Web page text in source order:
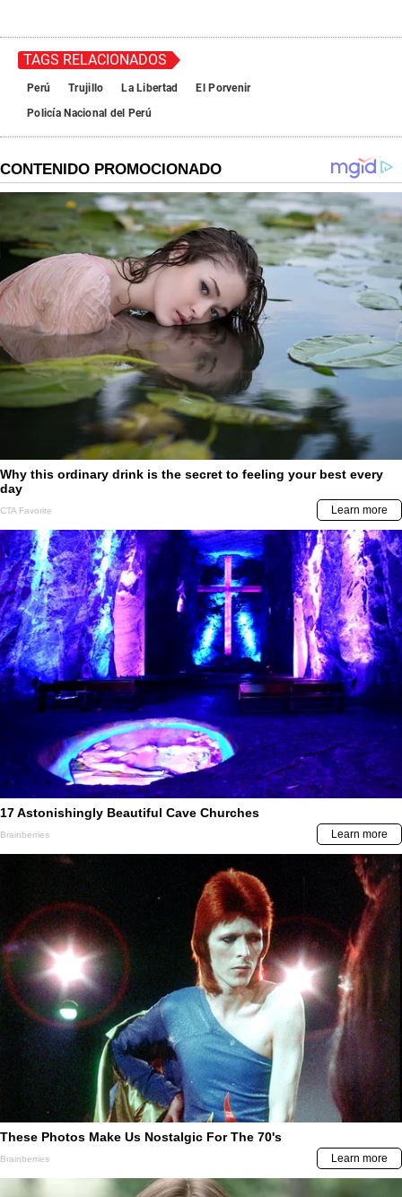
TAGS RELACIONADOS
Perú Trujillo La Libertad
El Porvenir
Policía Nacional del Perú